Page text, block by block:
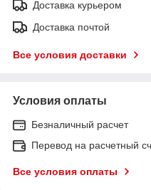
Доставка курьером
Доставка почтой
Все условия доставки
Условия оплаты
Безналичный расчет
Перевод на расчетный
Все условия оплаты